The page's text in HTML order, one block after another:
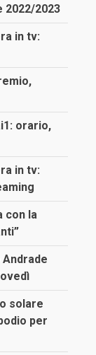
2023
in tv:
orario,
in tv:
con la
Andrade
solare
per